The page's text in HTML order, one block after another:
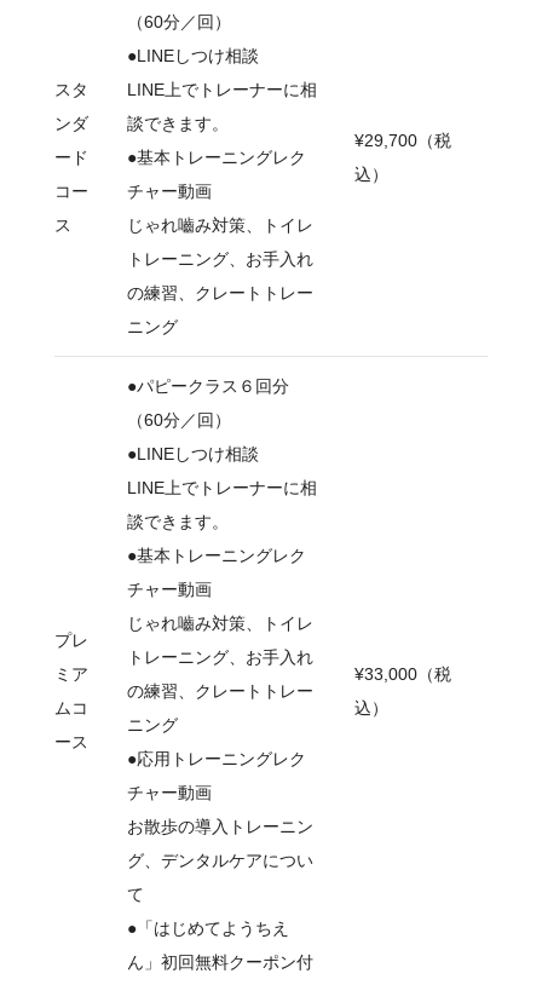
スタ
ンダ
ード
コー
ス
（60分／回）
●LINEしつけ相談
LINE上でトレーナーに相
談できます。
●基本トレーニングレク
チャー動画
じゃれ嚙み対策、トイレ
トレーニング、お手入れ
の練習、クレートトレー
ニング
¥29,700（税
込）
プレ
ミア
ムコ
ース
●パピークラス６回分
（60分／回）
●LINEしつけ相談
LINE上でトレーナーに相
談できます。
●基本トレーニングレク
チャー動画
じゃれ嚙み対策、トイレ
トレーニング、お手入れ
の練習、クレートトレー
ニング
●応用トレーニングレク
チャー動画
お散歩の導入トレーニン
グ、デンタルケアについ
て
●「はじめてようちえ
ん」初回無料クーポン付
¥33,000（税
込）